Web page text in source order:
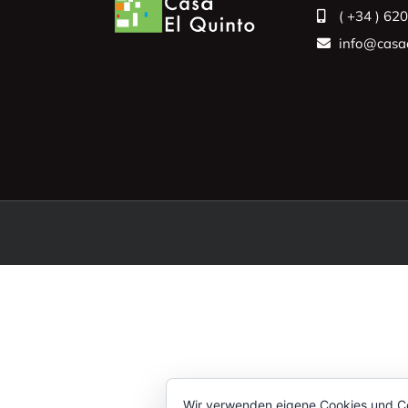
( +34 )
Wir verwenden eigene Cookies und